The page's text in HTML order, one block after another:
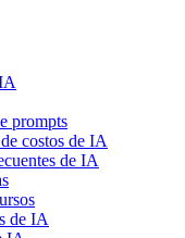
prompts
costos de IA
de IA
de IA